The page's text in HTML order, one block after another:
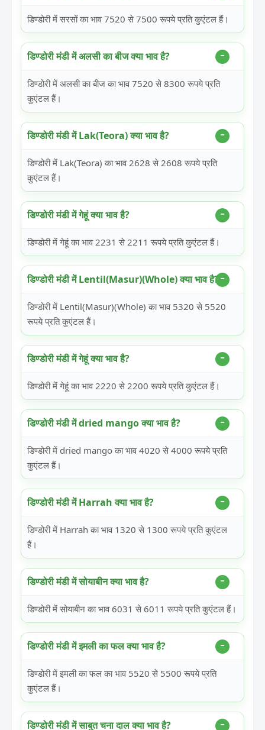
डिण्डोरी में सरसों का भाव 7520 से 7500 रूपये प्रति कुएंटल हैं।
डिण्डोरी मंडी में अलसी का बीज क्या भाव है?
डिण्डोरी में अलसी का बीज का भाव 7520 से 8300 रूपये प्रति
कुएंटल हैं।
डिण्डोरी मंडी में Lak(Teora) क्या भाव है?
डिण्डोरी में Lak(Teora) का भाव 2628 से 2608 रूपये प्रति
कुएंटल हैं।
डिण्डोरी मंडी में गेहूं क्या भाव है?
डिण्डोरी में गेहूं का भाव 2231 से 2211 रूपये प्रति कुएंटल हैं।
डिण्डोरी मंडी में Lentil(Masur)(Whole) क्या भाव है?
डिण्डोरी में Lentil(Masur)(Whole) का भाव 5320 से 5520
रूपये प्रति कुएंटल हैं।
डिण्डोरी मंडी में गेहूं क्या भाव है?
डिण्डोरी में गेहूं का भाव 2220 से 2200 रूपये प्रति कुएंटल हैं।
डिण्डोरी मंडी में dried mango क्या भाव है?
डिण्डोरी में dried mango का भाव 4020 से 4000 रूपये प्रति
कुएंटल हैं।
डिण्डोरी मंडी में Harrah क्या भाव है?
डिण्डोरी में Harrah का भाव 1320 से 1300 रूपये प्रति कुएंटल
हैं।
डिण्डोरी मंडी में सोयाबीन क्या भाव है?
डिण्डोरी में सोयाबीन का भाव 6031 से 6011 रूपये प्रति कुएंटल हैं।
डिण्डोरी मंडी में इमली का फल क्या भाव है?
डिण्डोरी में इमली का फल का भाव 5520 से 5500 रूपये प्रति
कुएंटल हैं।
डिण्डोरी मंडी में साबुत चना दाल क्या भाव है?